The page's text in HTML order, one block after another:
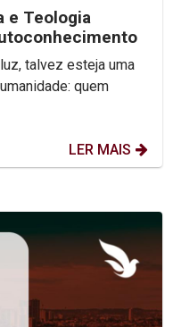
e Teologia
talvez esteja uma
quem
LER MAIS